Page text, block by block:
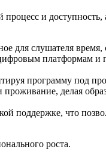
и доступность,
для слушателя
платформам и
программу под
делая
поддержке, что
роста.